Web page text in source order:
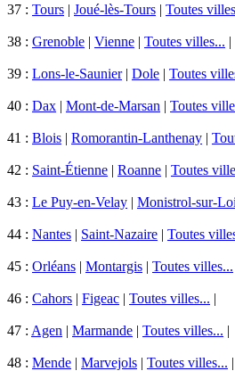
37 : Tours | Joué-lès-Tours | Toutes
38 : Grenoble | Vienne | Toutes villes... |
39 : Lons-le-Saunier| Dole | Toutes
40 : Dax | Mont-de-Marsan | Toutes
41 : Blois | Romorantin-Lanthenay |
42 : Saint-Étienne | Roanne | Toutes
43 : Le Puy-en-Velay | Monistrol-sur-
44 : Nantes | Saint-Nazaire | Toutes
45 : Orléans | Montargis | Toutes villes...
46 : Cahors | Figeac | Toutes villes... |
47 : Agen | Marmande | Toutes villes... |
48 : Mende | Marvejols | Toutes villes... |